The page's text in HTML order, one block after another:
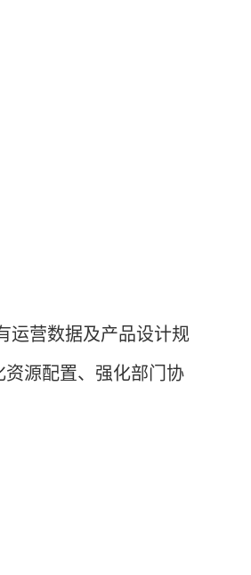
运营数据及产品设计规
资源配置、强化部门协